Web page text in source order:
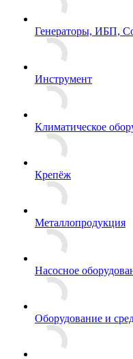
Генераторы, ИБП,
Инструмент
Климатическое
Крепёж
Металлопродукция
Насосное
Оборудование и